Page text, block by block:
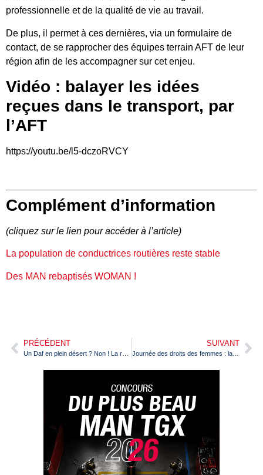
professionnelle et de la qualité de vie au travail.
De plus, il permet à ces dernières, via un formulaire de
contact, de se rapprocher des équipes terrain AFT de leur
région afin de les accompagner sur cet enjeu.
Vidéo : balayer les idées
reçues dans le transport, par
l’AFT
https://youtu.be/l5-dczoRVCY
Complément d’information
(cliquez sur le lien pour accéder à l’article)
La population de conductrices routières reste stable
Des MAN rebaptisés WOMAN !
PRÉCÉDENT
Un Daf en plein désert ? Non ! La réponse est dans le France Routes du mois de mars
SUIVANT
Journée des droits des femmes : la population de conductrices routières reste stable